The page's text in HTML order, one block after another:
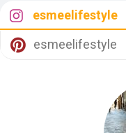
esmeelifestyle
esmeelifestyle